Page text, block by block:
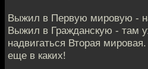
Выжил в Первую мировую -
Выжил в Гражданскую - там
надвигаться Вторая
еще в каких!